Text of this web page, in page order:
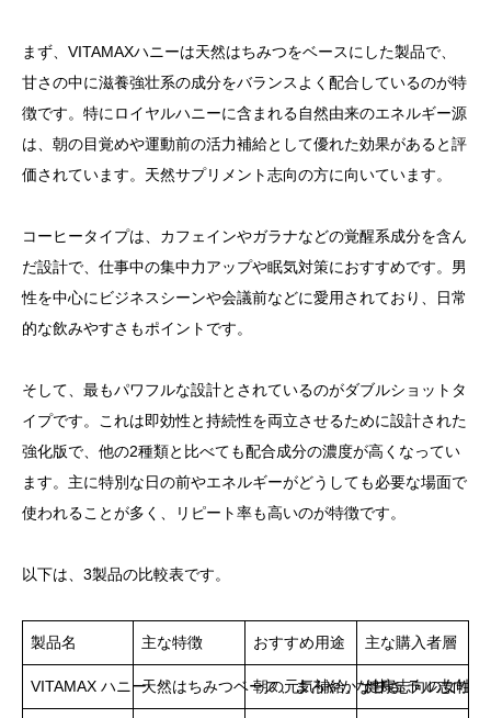
まず、VITAMAXハニーは天然はちみつをベースにした製品で、
甘さの中に滋養強壮系の成分をバランスよく配合しているのが特
徴です。特にロイヤルハニーに含まれる自然由来のエネルギー源
は、朝の目覚めや運動前の活力補給として優れた効果があると評
価されています。天然サプリメント志向の方に向いています。
コーヒータイプは、カフェインやガラナなどの覚醒系成分を含ん
だ設計で、仕事中の集中力アップや眠気対策におすすめです。男
性を中心にビジネスシーンや会議前などに愛用されており、日常
的な飲みやすさもポイントです。
そして、最もパワフルな設計とされているのがダブルショットタ
イプです。これは即効性と持続性を両立させるために設計された
強化版で、他の2種類と比べても配合成分の濃度が高くなってい
ます。主に特別な日の前やエネルギーがどうしても必要な場面で
使われることが多く、リピート率も高いのが特徴です。
以下は、3製品の比較表です。
製品名 主な特徴 おすすめ用途 主な購入者層
VITAMAX ハニー天然はちみつベース、まろやかな甘さ
朝の元気補給、ナチュラル志向の
健康志向の女性